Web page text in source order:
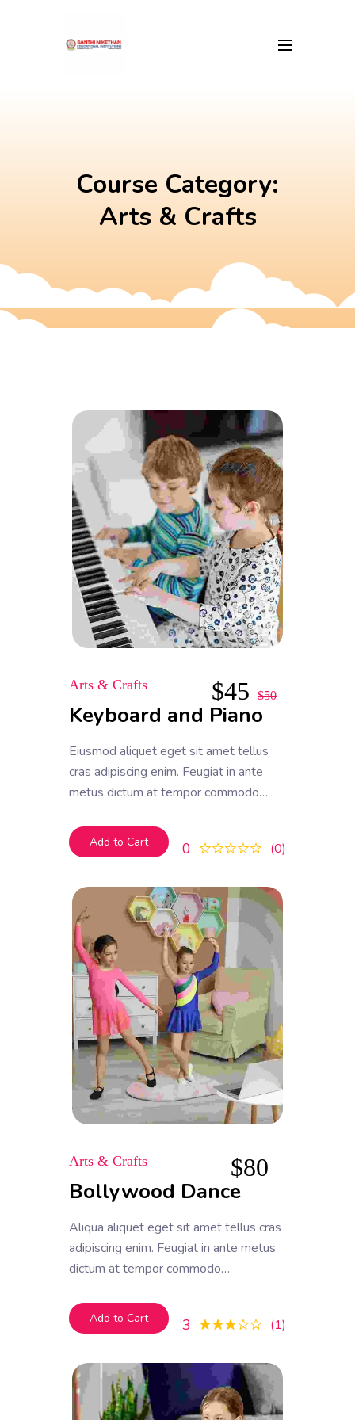
Course Category:
Arts & Crafts
Arts & Crafts
0 0
Keyboard and Piano
Eiusmod aliquet eget sit amet tellus
cras adipiscing enim. Feugiat in ante
metus dictum at tempor commodo
facilisi etiam dignissim. Vestibulum
mattis ullamcorper velit sed
Dolor sit amet consectetur adipiscing
elit. A erat nam at lectus urna duis
convallis
$45 $50
Add to Cart
Arts & Crafts
3 1
Bollywood Dance
Aliqua aliquet eget sit amet tellus cras
adipiscing enim. Feugiat in ante metus
dictum at tempor commodo
facilisi etiam dignissim. Vestibulum
mattis ullamcorper velit sed
Dolor sit amet consectetur adipiscing
elit. A erat nam at lectus urna duis
convallis
$80
Add to Cart